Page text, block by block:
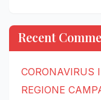
Recent
CORONAVIRUS
REGIONE